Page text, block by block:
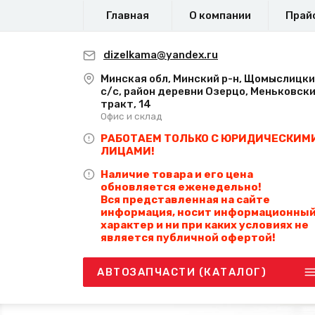
Главная О компании
dizelkama@yandex.ru
Минская обл, Минский р-н,
с/с, район деревни Озерцо,
тракт, 14
Офис и склад
РАБОТАЕМ ТОЛЬКО С
ЛИЦАМИ!
Наличие товара и его цена
обновляется еженедельно!
Вся представленная на сайте
информация, носит информационный
характер и ни при каких условиях не
является публичной офертой!
АВТОЗАПЧАСТИ (КАТАЛОГ)